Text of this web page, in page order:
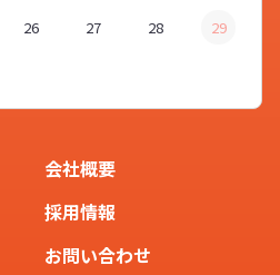
26 27 28 29
会社概要
採用情報
お問い合わせ